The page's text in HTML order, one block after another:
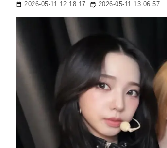
2026-05-11 12:18:17 2026-05-11 13:06:57